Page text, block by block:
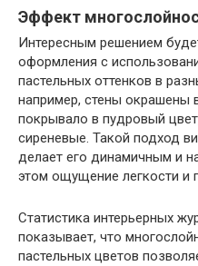
Эффект
Интересным решением
оформления с
пастельных оттенков в
например, стены окрашены
покрывало в пудровый
сиреневые. Такой подход
делает его динамичным и
этом ощущение легкости и
Статистика интерьерных
показывает, что
пастельных цветов